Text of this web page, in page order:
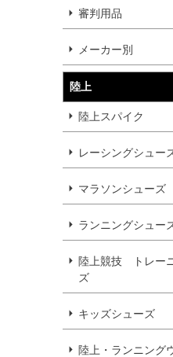
審判用品
メーカー別
陸上
陸上スパイク
レーシングシュー
マラソンシューズ
ランニングシュー
陸上競技 トレー
ズ
キッズシューズ
陸上・ランニング